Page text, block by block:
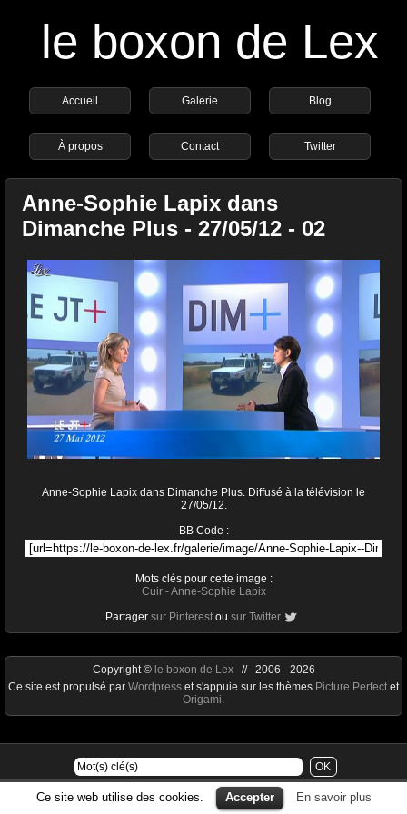
le boxon de Lex
Accueil Galerie Blog
À propos Contact Twitter
Anne-Sophie Lapix dans
Dimanche Plus - 27/05/12 - 02
Anne-Sophie Lapix dans Dimanche Plus. Diffusé à la télévision le
27/05/12.
BB Code :
Mots clés pour cette image :
Cuir-Anne-Sophie Lapix
Partager sur Pinterest ou sur Twitter
Ce site web utilise des cookies. Accepter En savoir plus
Copyright © le boxon de Lex// 2006 - 2026
Ce site est propulsé par Wordpress et s'appuie sur les thèmes Picture Perfect et
Origami.